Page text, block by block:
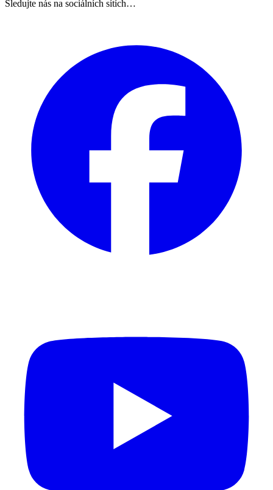
Sledujte nás na sociálních sítích…